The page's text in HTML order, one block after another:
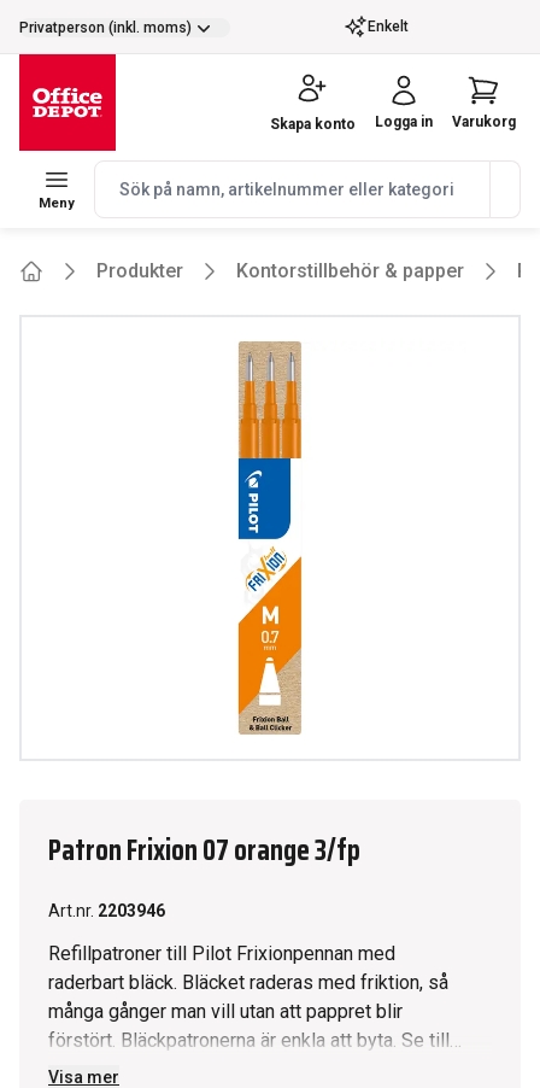
selector.vat
Privatperson (inkl. moms) Enkelt
Meny
navbar.quicksearch.label
Skapa konto Logga in Varukorg
Produkter Kontorstillbehör & papper
Patron Frixion 07 orange 3/fp
Art.nr. 2203946
Refillpatroner till Pilot Frixionpennan med
raderbart bläck. Bläcket raderas med friktion, så
många gånger man vill utan att pappret blir
förstört. Bläckpatronerna är enkla att byta. Se till
att det finns flera färger hemma för att snabbt
Visa mer